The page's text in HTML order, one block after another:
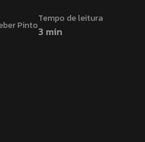
Pinto
Tempo de leitura
3 min